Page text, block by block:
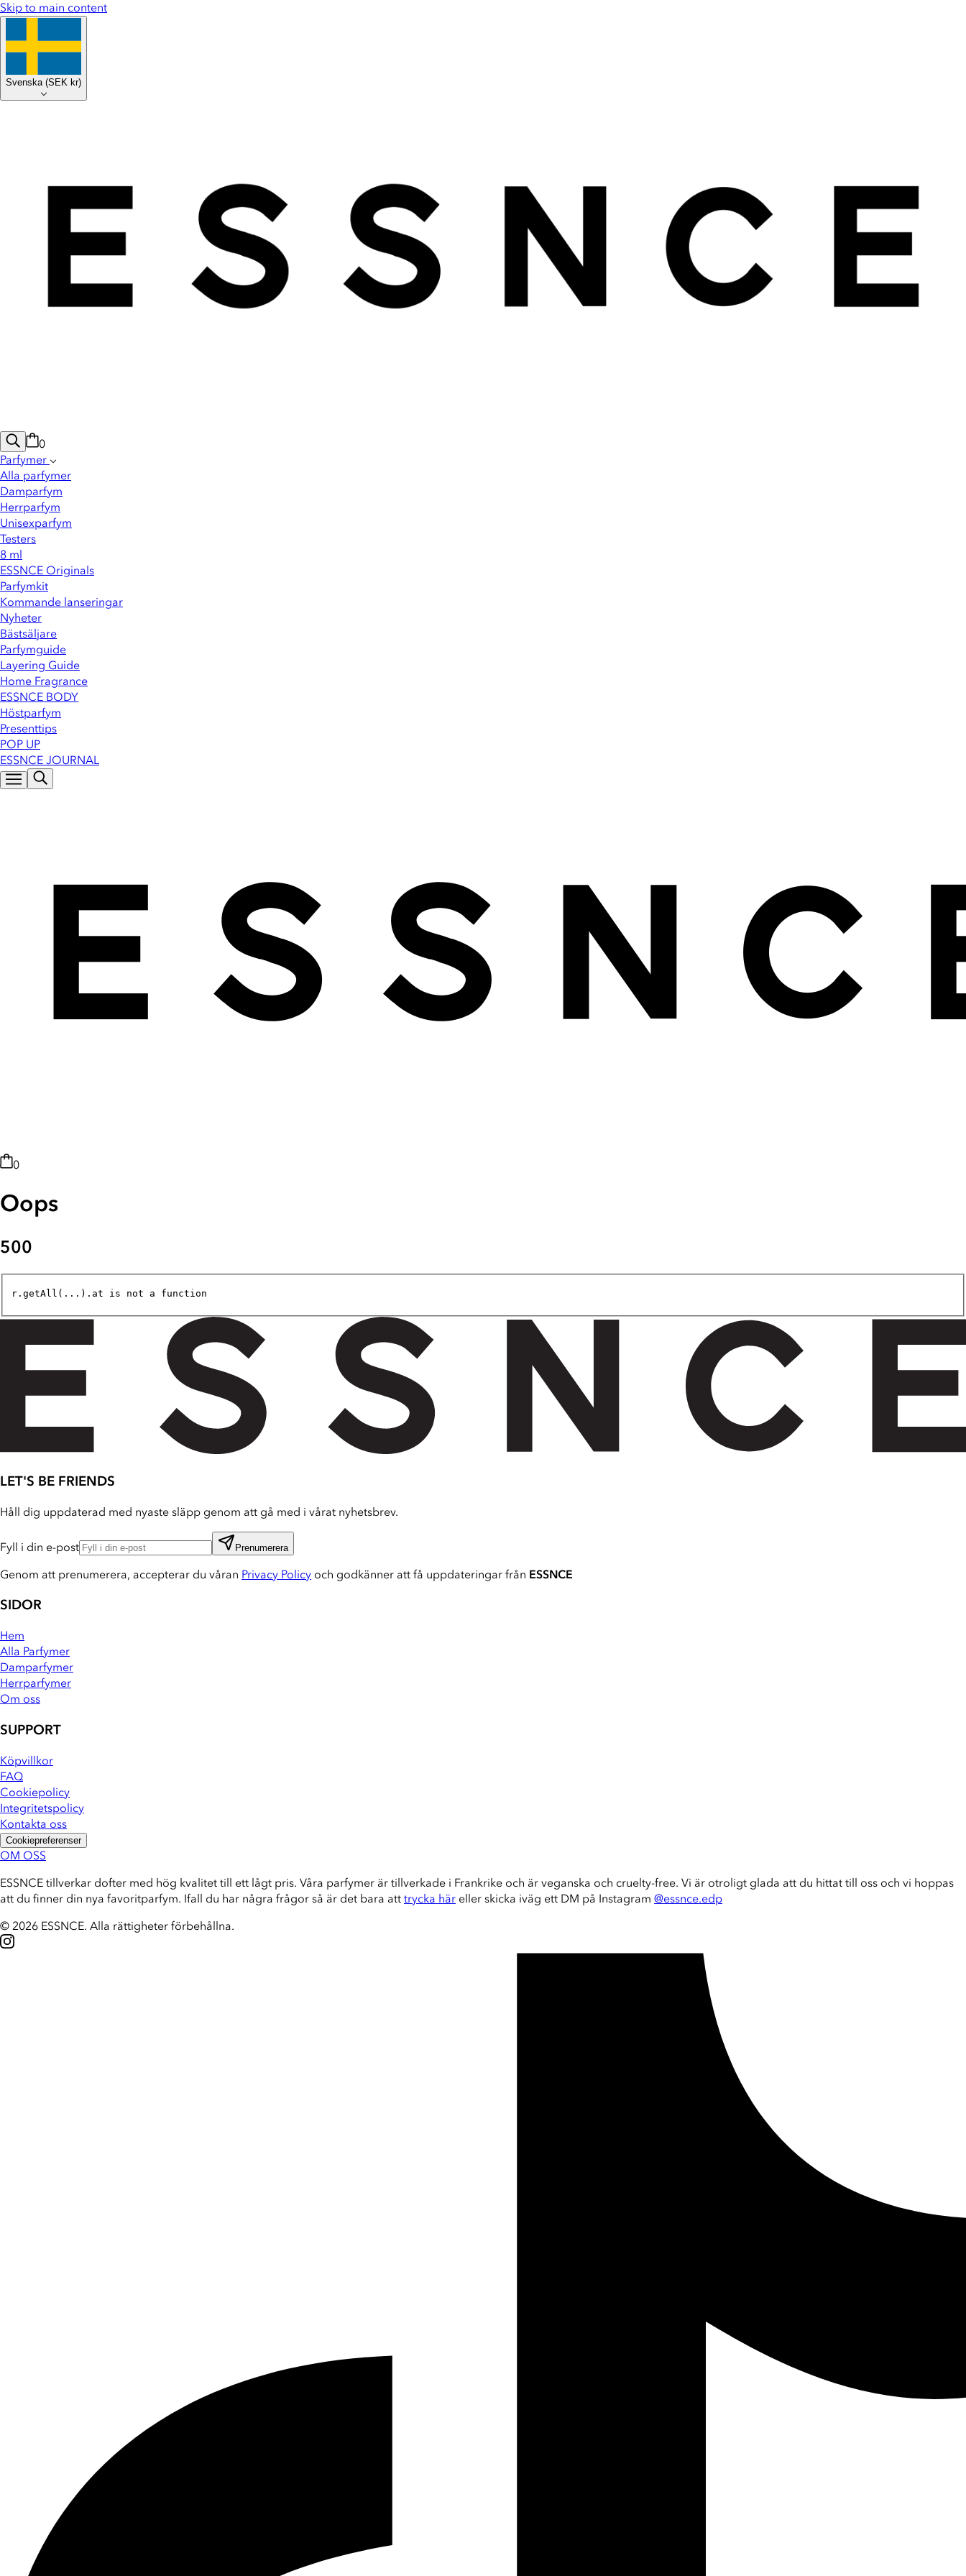
Skip to main content
Svenska (SEK kr)
0
Parfymer
Alla parfymer
Damparfym
Herrparfym
Unisexparfym
Testers
8 ml
ESSNCE Originals
Parfymkit
Kommande lanseringar
Nyheter
Bästsäljare
Parfymguide
Layering Guide
Home Fragrance
ESSNCE BODY
Höstparfym
Presenttips
POP UP
ESSNCE JOURNAL
0
Oops
500
r.getAll(...).at is not a function
LET'S BE FRIENDS
Håll dig uppdaterad med nyaste släpp genom att gå med i vårat nyhetsbrev.
Fyll i din e-post Prenumerera
Genom att prenumerera, accepterar du våran Privacy Policy och godkänner att få uppdateringar från ESSNCE
SIDOR
Hem
Alla Parfymer
Damparfymer
Herrparfymer
Om oss
SUPPORT
Köpvillkor
FAQ
Cookiepolicy
Integritetspolicy
Kontakta oss
Cookiepreferenser
OM OSS
ESSNCE tillverkar dofter med hög kvalitet till ett lågt pris. Våra parfymer är tillverkade i Frankrike och är veganska och cruelty-free. Vi är otroligt glada att du hittat till oss och vi hoppas
att du finner din nya favoritparfym. Ifall du har några frågor så är det bara atttrycka här eller skicka iväg ett DM på Instagram @essnce.edp
© 2026 ESSNCE. Alla rättigheter förbehållna.